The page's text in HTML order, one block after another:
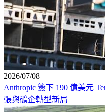
2026/07/08
Anthropic 簽下 190 億美元
張與礦企轉型新局